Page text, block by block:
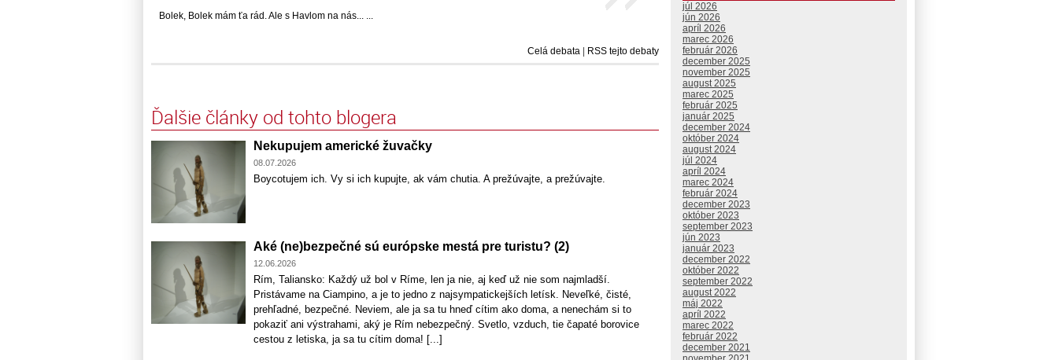
Bolek, Bolek mám ťa rád. Ale s Havlom na nás... ...
Celá debata RSS tejto debaty
Ďalšie články od tohto blogera
Nekupujem americké žuvačky
08.07.2026
Boycotujem ich. Vy si ich kupujte, ak vám chutia. A prežúvajte, a prežúvajte.
Aké (ne)bezpečné sú európske mestá pre turistu? (2)
12.06.2026
Rím, Taliansko: Každý už bol v Ríme, len ja nie, aj keď už nie som najmladší.
Pristávame na Ciampino, a je to jedno z najsympatickejších letísk. Neveľké, čisté,
prehľadné, bezpečné. Neviem, ale ja sa tu hneď cítim ako doma, a nenechám si to
pokaziť ani výstrahami, aký je Rím nebezpečný. Svetlo, vzduch, tie čapaté borovice
cestou z letiska, ja sa tu cítim doma! [...]
júl 2026
jún 2026
apríl 2026
marec 2026
február 2026
december 2025
november 2025
august 2025
marec 2025
február 2025
január 2025
december 2024
október 2024
august 2024
júl 2024
apríl 2024
marec 2024
február 2024
december 2023
október 2023
september 2023
jún 2023
január 2023
december 2022
október 2022
september 2022
august 2022
máj 2022
apríl 2022
marec 2022
február 2022
december 2021